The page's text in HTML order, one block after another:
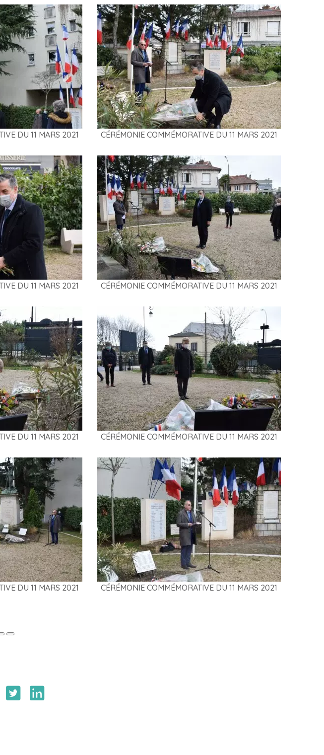
DU 11 MARS 2021 CÉRÉMONIE COMMÉMORATIVE DU 11 MARS 2021
DU 11 MARS 2021 CÉRÉMONIE COMMÉMORATIVE DU 11 MARS 2021
DU 11 MARS 2021 CÉRÉMONIE COMMÉMORATIVE DU 11 MARS 2021
DU 11 MARS 2021 CÉRÉMONIE COMMÉMORATIVE DU 11 MARS 2021